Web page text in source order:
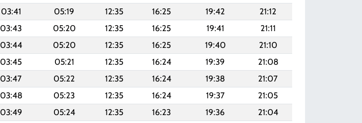
03:41 05:19 12:35 16:25 19:42
21:12
03:43 05:20 12:35 16:25 19:41
21:11
03:44 05:20 12:35 16:25 19:40
21:10
03:45 05:21 12:35 16:24 19:39
21:08
03:47 05:22 12:35 16:24 19:38
21:07
03:48 05:23 12:35 16:24 19:37
21:05
03:49 05:24 12:35 16:23 19:36
21:04